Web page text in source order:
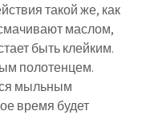
такой же, как
маслом,
быть клейким.
полотенцем.
мыльным
время будет